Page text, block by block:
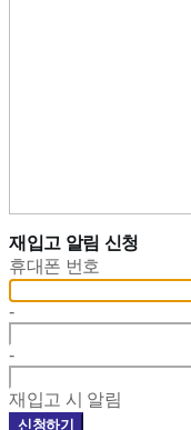
재입고 알림 신청
휴대폰 번호
-
-
재입고 시 알림
신청하기